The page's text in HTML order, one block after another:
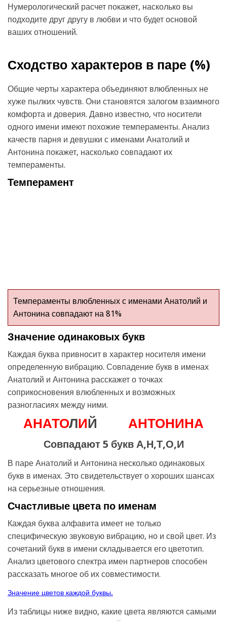
Нумерологический расчет покажет, насколько вы
подходите друг другу в любви и что будет основой
ваших отношений.
Сходство характеров в паре (%)
Общие черты характера объединяют влюбленных не
хуже пылких чувств. Они становятся залогом взаимного
комфорта и доверия. Давно известно, что носители
одного имени имеют похожие темпераменты. Анализ
качеств парня и девушки с именами Анатолий и
Антонина покажет, насколько совпадают их
темпераменты.
Темперамент
Темпераменты влюбленных с именами Анатолий и
Антонина совпадают на 81%
Значение одинаковых букв
Каждая буква привносит в характер носителя имени
определенную вибрацию. Совпадение букв в именах
Анатолий и Антонина расскажет о точках
соприкосновения влюбленных и возможных
разногласиях между ними.
АНАТОЛИЙ АНТОНИНА
Совпадают 5 букв А,Н,Т,О,И
В паре Анатолий и Антонина несколько одинаковых
букв в именах. Это свидетельствует о хороших шансах
на серьезные отношения.
Счастливые цвета по именам
Каждая буква алфавита имеет не только
специфическую звуковую вибрацию, но и свой цвет. Из
сочетаний букв в имени складывается его цветотип.
Анализ цветового спектра имен партнеров способен
рассказать многое об их совместимости.
Значение цветов каждой буквы.
Из таблицы ниже видно, какие цвета являются самыми